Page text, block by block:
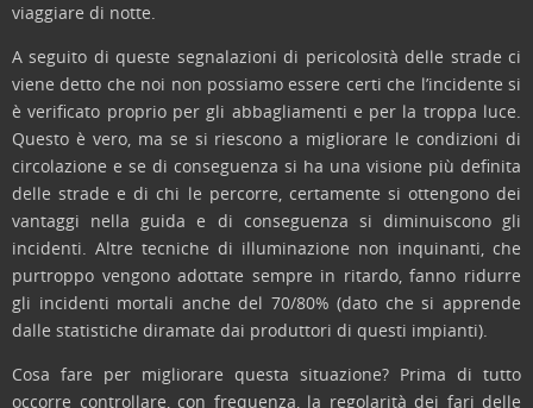
viaggiare di notte.
A seguito di queste segnalazioni di pericolosità delle strade ci
viene detto che noi non possiamo essere certi che l’incidente si
è verificato proprio per gli abbagliamenti e per la troppa luce.
Questo è vero, ma se si riescono a migliorare le condizioni di
circolazione e se di conseguenza si ha una visione più definita
delle strade e di chi le percorre, certamente si ottengono dei
vantaggi nella guida e di conseguenza si diminuiscono gli
incidenti. Altre tecniche di illuminazione non inquinanti, che
purtroppo vengono adottate sempre in ritardo, fanno ridurre
gli incidenti mortali anche del 70/80% (dato che si apprende
dalle statistiche diramate dai produttori di questi impianti).
Cosa fare per migliorare questa situazione? Prima di tutto
occorre controllare, con frequenza, la regolarità dei fari delle